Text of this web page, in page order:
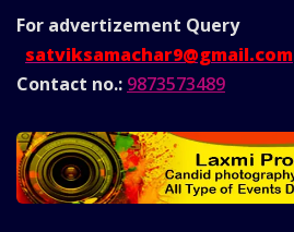
For advertizement Query
satviksamachar9@gmail.com
Contact no.: 9873573489